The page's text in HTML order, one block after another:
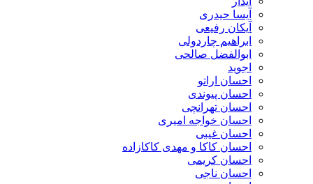
آیسا حیدری
آیکان رفیعی
ابراهیم چاردولی
ابوالفضل صالحی
اجوید
احسان اراتو
احسان پیوندی
احسان تهرانچی
احسان خواجه امیری
احسان غیبی
احسان کاکا و مهدی کاکازاده
احسان کریمی
احسان ناجی